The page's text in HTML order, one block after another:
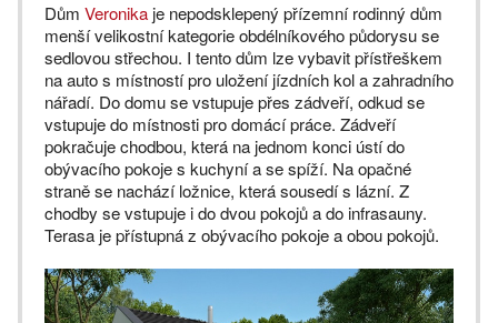
Dům Veronika je nepodsklepený přízemní rodinný dům
menší velikostní kategorie obdélníkového půdorysu se
sedlovou střechou. I tento dům lze vybavit přístřeškem
na auto s místností pro uložení jízdních kol a zahradního
nářadí. Do domu se vstupuje přes zádveří, odkud se
vstupuje do místnosti pro domácí práce. Zádveří
pokračuje chodbou, která na jednom konci ústí do
obývacího pokoje s kuchyní a se spíží. Na opačné
straně se nachází ložnice, která sousedí s lázní. Z
chodby se vstupuje i do dvou pokojů a do infrasauny.
Terasa je přístupná z obývacího pokoje a obou pokojů.